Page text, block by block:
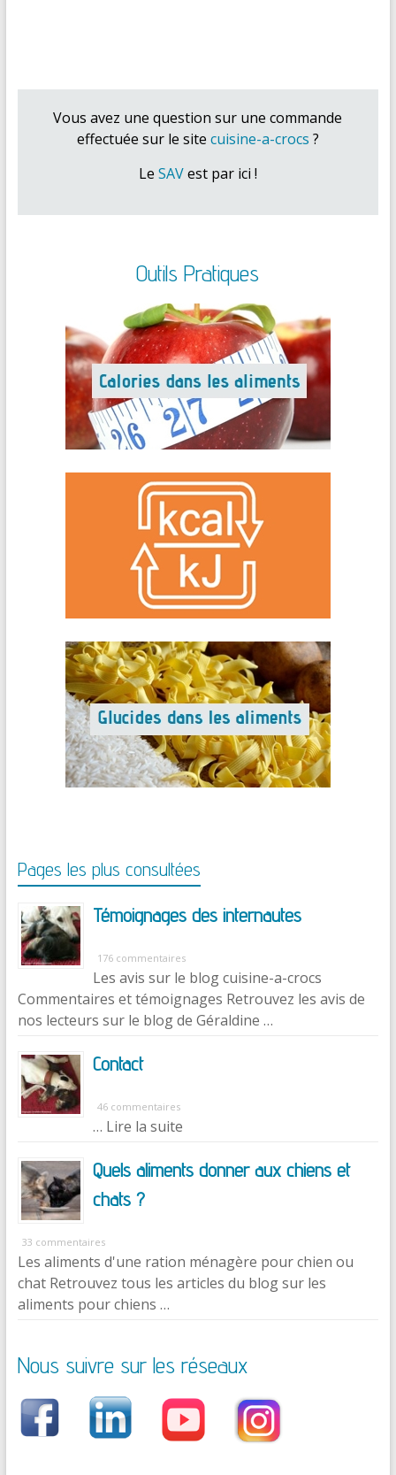
Vous avez une question sur une commande
effectuée sur le site cuisine-a-crocs ?
Le SAVest par ici !
Outils Pratiques
Pages les plus consultées
Témoignages des internautes
176 commentaires
Les avis sur le blog cuisine-a-crocs
Commentaires et témoignages Retrouvez les avis de
nos lecteurs sur le blog de Géraldine …
Contact
46 commentaires
… Lire la suite
Quels aliments donner aux chiens et
chats ?
33 commentaires
Les aliments d'une ration ménagère pour chien ou
chat Retrouvez tous les articles du blog sur les
aliments pour chiens …
Nous suivre sur les réseaux